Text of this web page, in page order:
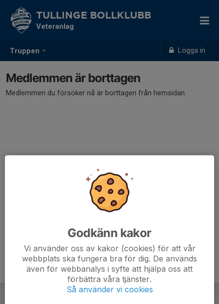
Truppen Logga in
TULLINGE BOLLKLUBB
Veteranlag
Medlemmen är borttagen
Medlemmen du försöker nå är borttagen från hemsidan.
Godkänn kakor
Vi använder oss av kakor (cookies) för att vår
webbplats ska fungera bra för dig. De används
även för webbanalys i syfte att hjälpa oss att
förbättra våra tjänster.
Så använder vi cookies